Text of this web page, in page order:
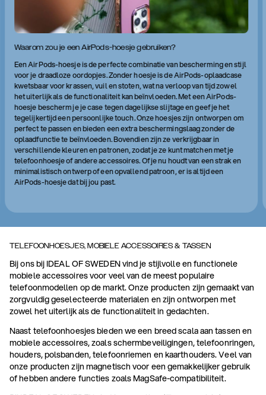
Waarom zou je een AirPods-hoesje gebruiken?
Een AirPods-hoesje is de perfecte combinatie van bescherming en stijl
voor je draadloze oordopjes. Zonder hoesje is de AirPods-oplaadcase
kwetsbaar voor krassen, vuil en stoten, wat na verloop van tijd zowel
het uiterlijk als de functionaliteit kan beïnvloeden. Met een AirPods-
hoesje bescherm je je case tegen dagelijkse slijtage en geef je het
tegelijkertijd een persoonlijke touch. Onze hoesjes zijn ontworpen om
perfect te passen en bieden een extra beschermingslaag zonder de
oplaadfunctie te beïnvloeden. Bovendien zijn ze verkrijgbaar in
verschillende kleuren en patronen, zodat je ze kunt matchen met je
telefoonhoesje of andere accessoires. Of je nu houdt van een strak en
minimalistisch ontwerp of een opvallend patroon, er is altijd een
AirPods-hoesje dat bij jou past.
TELEFOONHOESJES, MOBIELE ACCESSOIRES & TASSEN
Bij ons bij IDEAL OF SWEDEN vind je stijlvolle en functionele
mobiele accessoires voor veel van de meest populaire
telefoonmodellen op de markt. Onze producten zijn gemaakt van
zorgvuldig geselecteerde materialen en zijn ontworpen met
zowel het uiterlijk als de functionaliteit in gedachten.
Naast telefoonhoesjes bieden we een breed scala aan tassen en
mobiele accessoires, zoals schermbeveiligingen, telefoonringen,
houders, polsbanden, telefoonriemen en kaarthouders. Veel van
onze producten zijn magnetisch voor een gemakkelijker gebruik
of hebben andere functies zoals MagSafe-compatibiliteit.